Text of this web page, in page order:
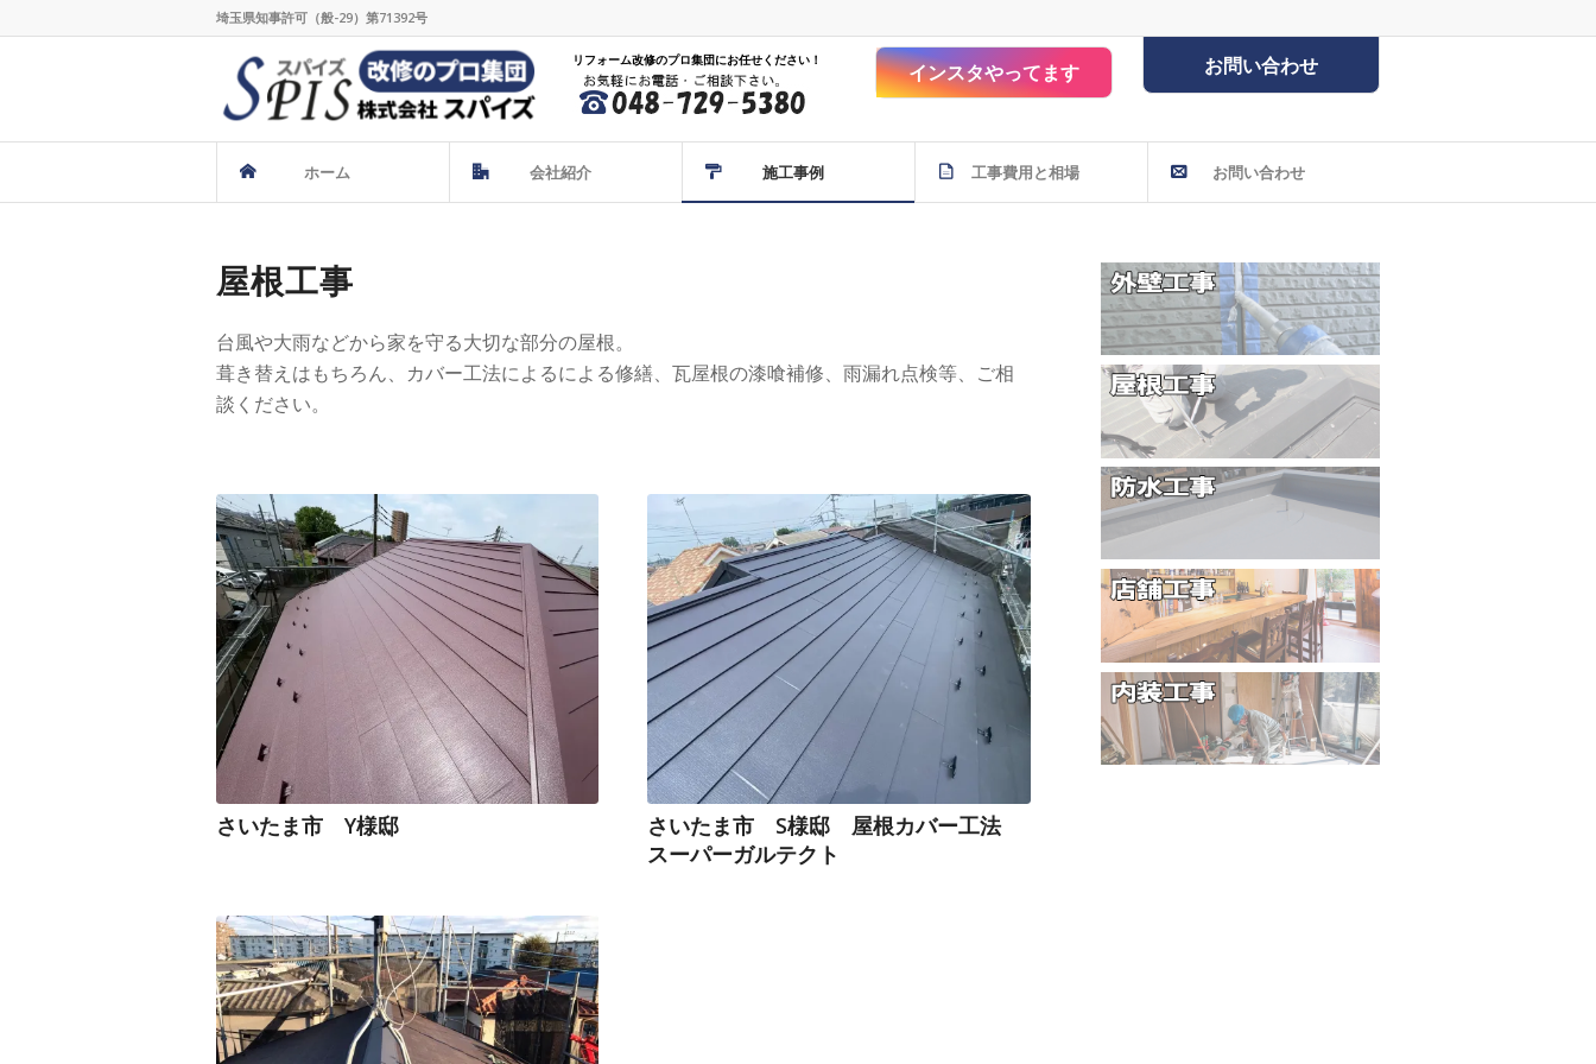
埼玉県知事許可（般-29）第71392号
リフォーム改修のプロ集団にお任せください！ お問い合わせ
インスタやってます
ホーム 会社紹介 施工事例 工事費用と相場 お問い合わせ
屋根工事
台風や大雨などから家を守る大切な部分の屋根。
葺き替えはもちろん、カバー工法によるによる修繕、瓦屋根の漆喰補修、雨漏れ点検等、ご相
談ください。
さいたま市 Y様邸
さいたま市 S様邸 屋根カバー工法
スーパーガルテクト